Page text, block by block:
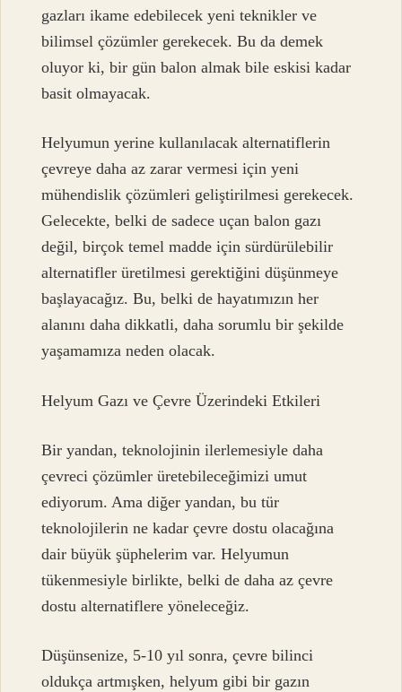
gazları ikame edebilecek yeni teknikler ve
bilimsel çözümler gerekecek. Bu da demek
oluyor ki, bir gün balon almak bile eskisi kadar
basit olmayacak.
Helyumun yerine kullanılacak alternatiflerin
çevreye daha az zarar vermesi için yeni
mühendislik çözümleri geliştirilmesi gerekecek.
Gelecekte, belki de sadece uçan balon gazı
değil, birçok temel madde için sürdürülebilir
alternatifler üretilmesi gerektiğini düşünmeye
başlayacağız. Bu, belki de hayatımızın her
alanını daha dikkatli, daha sorumlu bir şekilde
yaşamamıza neden olacak.
Helyum Gazı ve Çevre Üzerindeki Etkileri
Bir yandan, teknolojinin ilerlemesiyle daha
çevreci çözümler üretebileceğimizi umut
ediyorum. Ama diğer yandan, bu tür
teknolojilerin ne kadar çevre dostu olacağına
dair büyük şüphelerim var. Helyumun
tükenmesiyle birlikte, belki de daha az çevre
dostu alternatiflere yöneleceğiz.
Düşünsenize, 5-10 yıl sonra, çevre bilinci
oldukça artmışken, helyum gibi bir gazın